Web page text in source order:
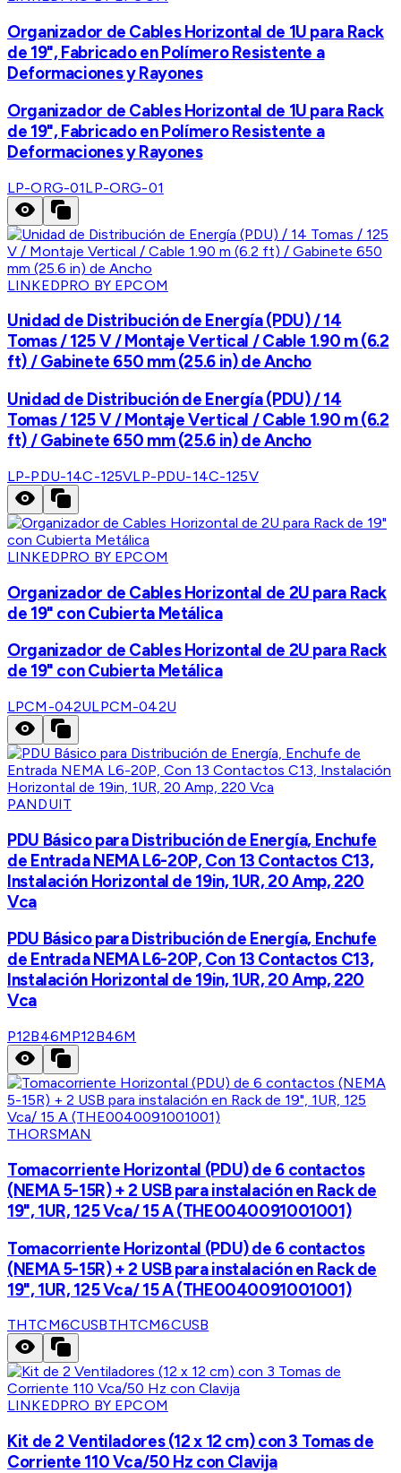
Organizador de Cables Horizontal de 1U para Rack
de 19", Fabricado en Polímero Resistente a
Deformaciones y Rayones
Organizador de Cables Horizontal de 1U para Rack
de 19", Fabricado en Polímero Resistente a
Deformaciones y Rayones
LP-ORG-01LP-ORG-01
LINKEDPRO BY EPCOM
Unidad de Distribución de Energía (PDU) / 14
Tomas / 125 V / Montaje Vertical / Cable 1.90 m (6.2
ft) / Gabinete 650 mm (25.6 in) de Ancho
Unidad de Distribución de Energía (PDU) / 14
Tomas / 125 V / Montaje Vertical / Cable 1.90 m (6.2
ft) / Gabinete 650 mm (25.6 in) de Ancho
LP-PDU-14C-125VLP-PDU-14C-125V
LINKEDPRO BY EPCOM
Organizador de Cables Horizontal de 2U para Rack
de 19" con Cubierta Metálica
Organizador de Cables Horizontal de 2U para Rack
de 19" con Cubierta Metálica
LPCM-042ULPCM-042U
PANDUIT
PDU Básico para Distribución de Energía, Enchufe
de Entrada NEMA L6-20P, Con 13 Contactos C13,
Instalación Horizontal de 19in, 1UR, 20 Amp, 220
Vca
PDU Básico para Distribución de Energía, Enchufe
de Entrada NEMA L6-20P, Con 13 Contactos C13,
Instalación Horizontal de 19in, 1UR, 20 Amp, 220
Vca
P12B46MP12B46M
THORSMAN
Tomacorriente Horizontal (PDU) de 6 contactos
(NEMA 5-15R) + 2 USB para instalación en Rack de
19", 1UR, 125 Vca/ 15 A (THE0040091001001)
Tomacorriente Horizontal (PDU) de 6 contactos
(NEMA 5-15R) + 2 USB para instalación en Rack de
19", 1UR, 125 Vca/ 15 A (THE0040091001001)
THTCM6CUSBTHTCM6CUSB
LINKEDPRO BY EPCOM
Kit de 2 Ventiladores (12 x 12 cm) con 3 Tomas de
Corriente 110 Vca/50 Hz con Clavija